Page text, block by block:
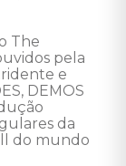
The
pela
e
DEMOS
da
do mundo